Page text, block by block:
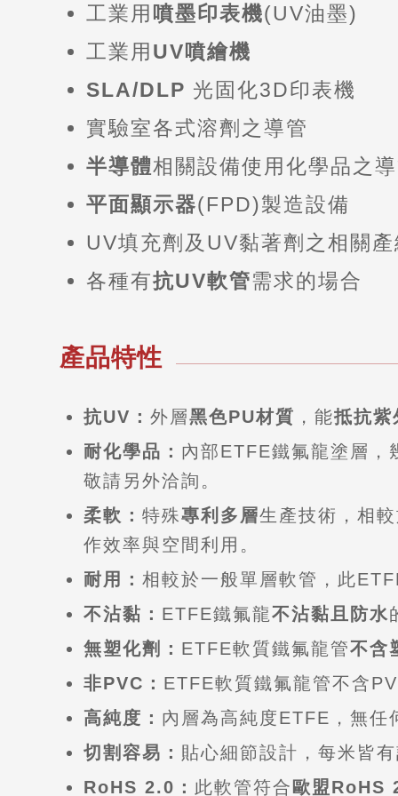
工業用 噴墨印表機(UV油墨)
工業用 UV噴繪機
SLA/DLP 光固化3D印表機
實驗室各式溶劑之導管
半導體相關設備使用化學品之
平面顯示器(FPD)製造設備
UV填充劑及UV黏著劑之相關
各種有抗UV軟管需求的場合
產品特性
抗UV： 外層黑色PU材質 ，能抵抗紫
耐化學品： 內部ETFE鐵氟龍塗層，
敬請另外洽詢。
柔軟： 特殊專利多層生產技術，相
作效率與空間利用。
耐用： 相較於一般單層軟管，此
不沾黏： ETFE鐵氟龍不沾黏且防水
無塑化劑： ETFE軟質鐵氟龍管不含
非PVC： ETFE軟質鐵氟龍管不含
高純度： 內層為高純度ETFE，無任
切割容易： 貼心細節設計，每米皆
RoHS 2.0： 此軟管符合 歐盟RoHS